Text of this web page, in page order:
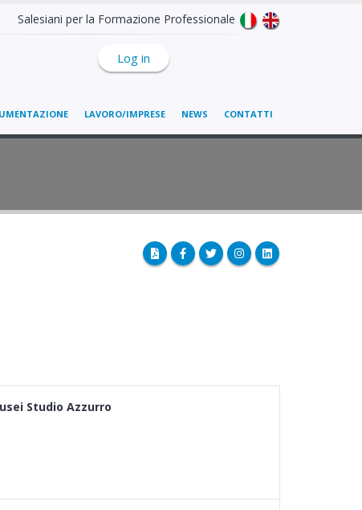
Salesiani per la Formazione Professionale
Log in
LAVORO/IMPRESE NEWS CONTATTI
Studio Azzurro